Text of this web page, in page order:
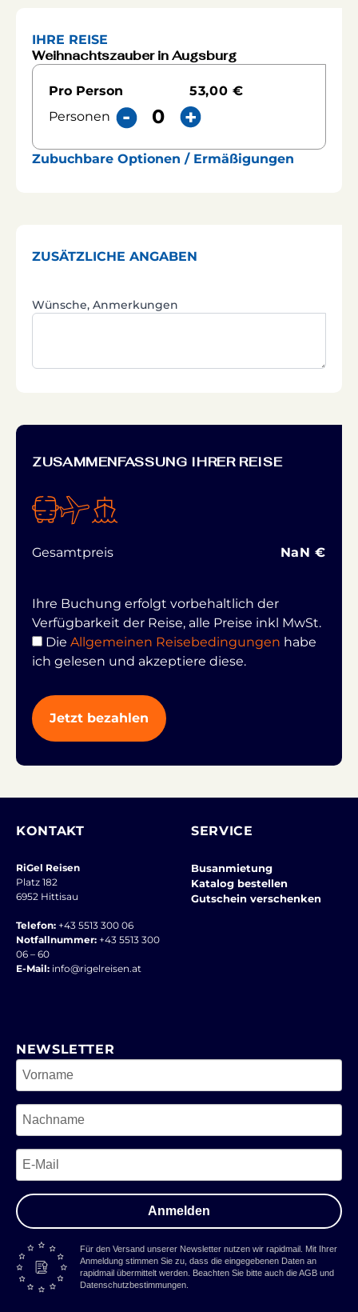
IHRE REISE
Weihnachtszauber in Augsburg
Pro Person
53,00 €
Personen
Zubuchbare Optionen / Ermäßigungen
ZUSÄTZLICHE ANGABEN
Wünsche, Anmerkungen
ZUSAMMENFASSUNG IHRER REISE
Gesamtpreis NaN €
Ihre Buchung erfolgt vorbehaltlich der
Verfügbarkeit der Reise, alle Preise inkl MwSt.
Die Allgemeinen Reisebedingungen habe
ich gelesen und akzeptiere diese.
KONTAKT
RiGel Reisen
Platz 182
6952 Hittisau
Telefon: +43 5513 300 06
Notfallnummer: +43 5513 300
06 – 60
E-Mail: info@rigelreisen.at
SERVICE
Busanmietung
Katalog bestellen
Gutschein verschenken
NEWSLETTER
Anmelden
Für den Versand unserer Newsletter nutzen wir rapidmail. Mit Ihrer
Anmeldung stimmen Sie zu, dass die eingegebenen Daten an
rapidmail übermittelt werden. Beachten Sie bitte auch die AGB und
Datenschutzbestimmungen.